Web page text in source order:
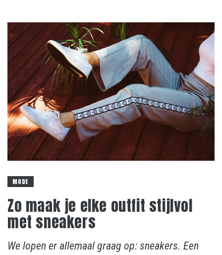
MODE
Zo maak je elke outfit stijlvol
met sneakers
We lopen er allemaal graag op: sneakers. Een